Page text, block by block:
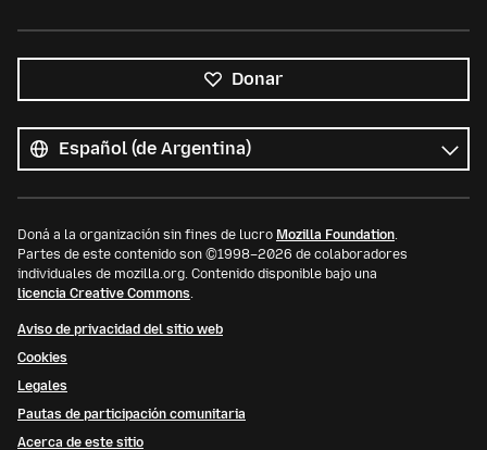
Donar
los
idiomas
Idioma
Doná a la organización sin fines de lucro Mozilla Foundation.
Partes de este contenido son ©1998–2026 de colaboradores
individuales de mozilla.org. Contenido disponible bajo una
licencia Creative Commons.
Aviso de privacidad del sitio web
Cookies
Legales
Pautas de participación comunitaria
Acerca de este sitio